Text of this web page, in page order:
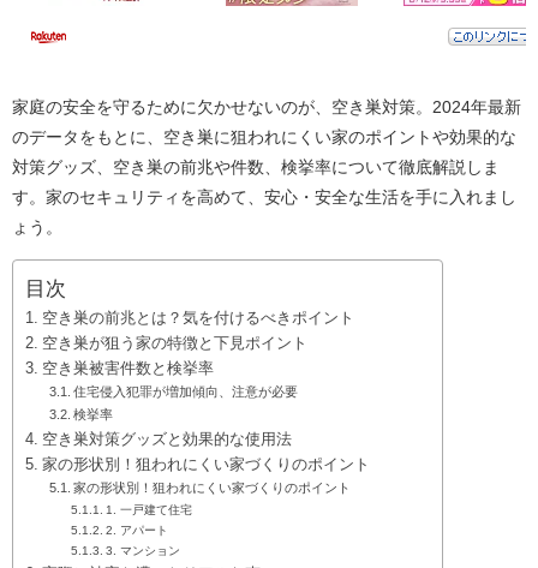
家庭の安全を守るために欠かせないのが、空き巣対策。2024年最新
のデータをもとに、空き巣に狙われにくい家のポイントや効果的な
対策グッズ、空き巣の前兆や件数、検挙率について徹底解説しま
す。家のセキュリティを高めて、安心・安全な生活を手に入れまし
ょう。
目次
空き巣の前兆とは？気を付けるべきポイント
空き巣が狙う家の特徴と下見ポイント
空き巣被害件数と検挙率
住宅侵入犯罪が増加傾向、注意が必要
検挙率
空き巣対策グッズと効果的な使用法
家の形状別！狙われにくい家づくりのポイント
家の形状別！狙われにくい家づくりのポイント
1. 一戸建て住宅
2. アパート
3. マンション